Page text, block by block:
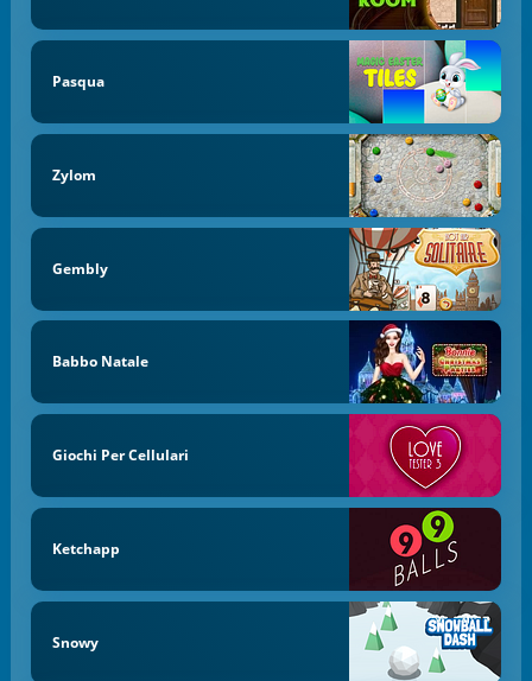
Pasqua
Zylom
Gembly
Babbo Natale
Giochi Per Cellulari
Ketchapp
Snowy